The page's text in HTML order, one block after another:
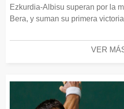
Ezkurdia-Albisu superan por la
Bera, y suman su primera
VER